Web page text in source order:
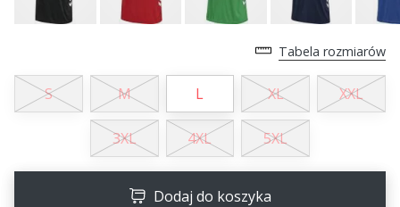
2 min. czytanie
Zostań
Ambasadorem
Tabela rozmiarów
S M L XL XXL
3XL 4XL 5XL
Dodaj do koszyka